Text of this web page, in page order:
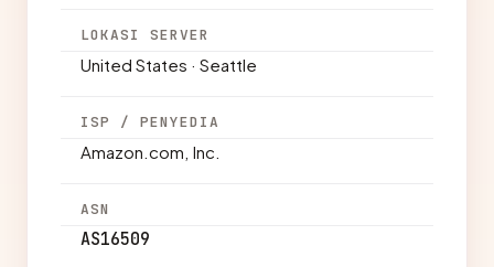
LOKASI SERVER
United States · Seattle
ISP / PENYEDIA
Amazon.com, Inc.
ASN
AS16509